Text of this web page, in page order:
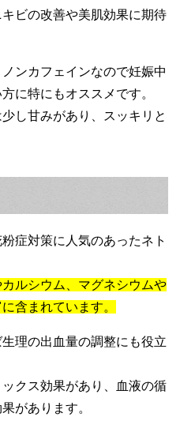
ビの改善や美肌効果に期待
ンカフェインなので妊娠中
に特にもオススメです。
し甘みがあり、スッキリと
症対策に人気のあったネト
ルシウム、マグネシウムや
含まれています。
理の出血量の調整にも役立
クス効果があり、血液の循
があります。